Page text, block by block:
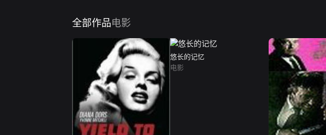
全部作品电影
悠长的记忆
电影